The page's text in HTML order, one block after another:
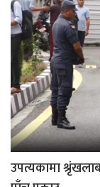
उपत्यकामा